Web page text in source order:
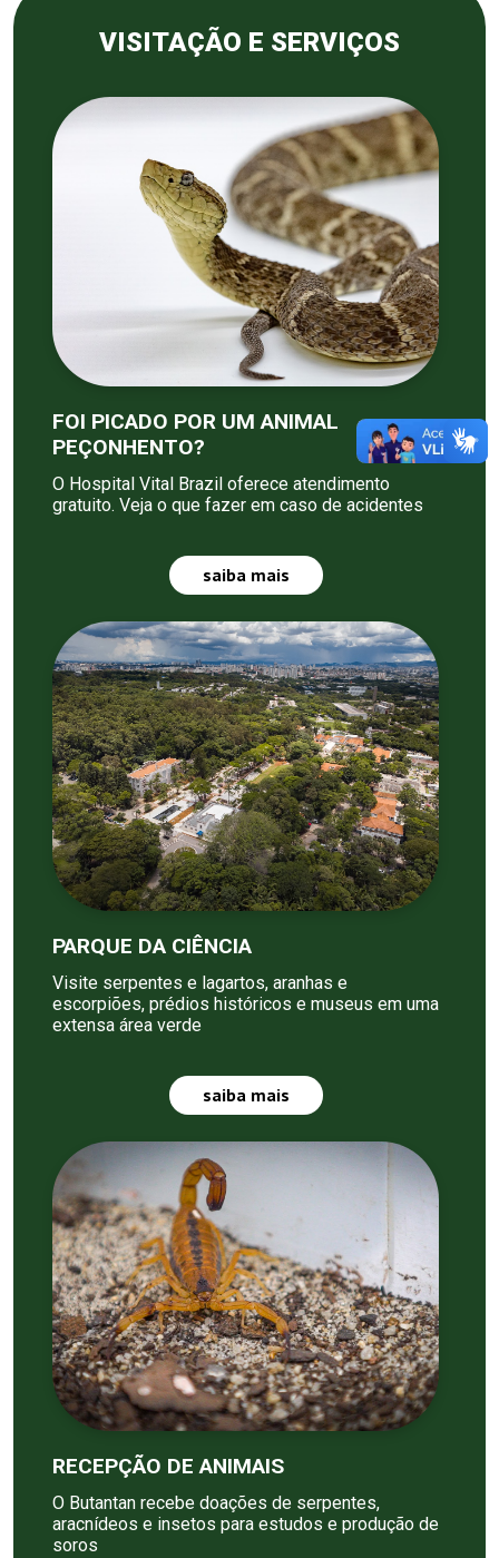
VISITAÇÃO E SERVIÇOS
FOI PICADO POR UM ANIMAL
PEÇONHENTO?
O Hospital Vital Brazil oferece atendimento
gratuito. Veja o que fazer em caso de acidentes
saiba mais
PARQUE DA CIÊNCIA
Visite serpentes e lagartos, aranhas e
escorpiões, prédios históricos e museus em uma
extensa área verde
saiba mais
RECEPÇÃO DE ANIMAIS
O Butantan recebe doações de serpentes,
aracnídeos e insetos para estudos e produção de
soros